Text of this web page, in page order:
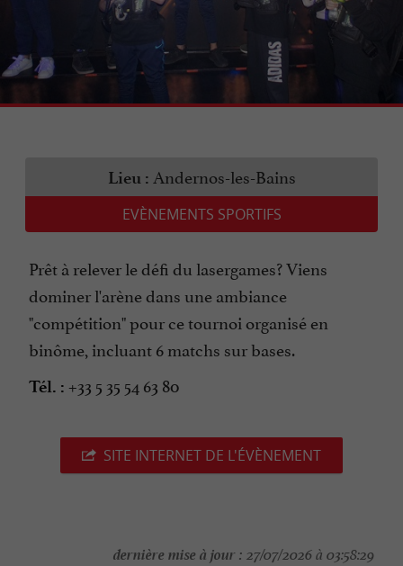
Lieu : Andernos-les-Bains
EVÈNEMENTS SPORTIFS
Prêt à relever le défi du lasergames? Viens
dominer l'arène dans une ambiance
"compétition" pour ce tournoi organisé en
binôme, incluant 6 matchs sur bases.
Tél. : +33 5 35 54 63 80
SITE INTERNET DE L'ÉVÈNEMENT
dernière mise à jour : 27/07/2026 à 03:58:29